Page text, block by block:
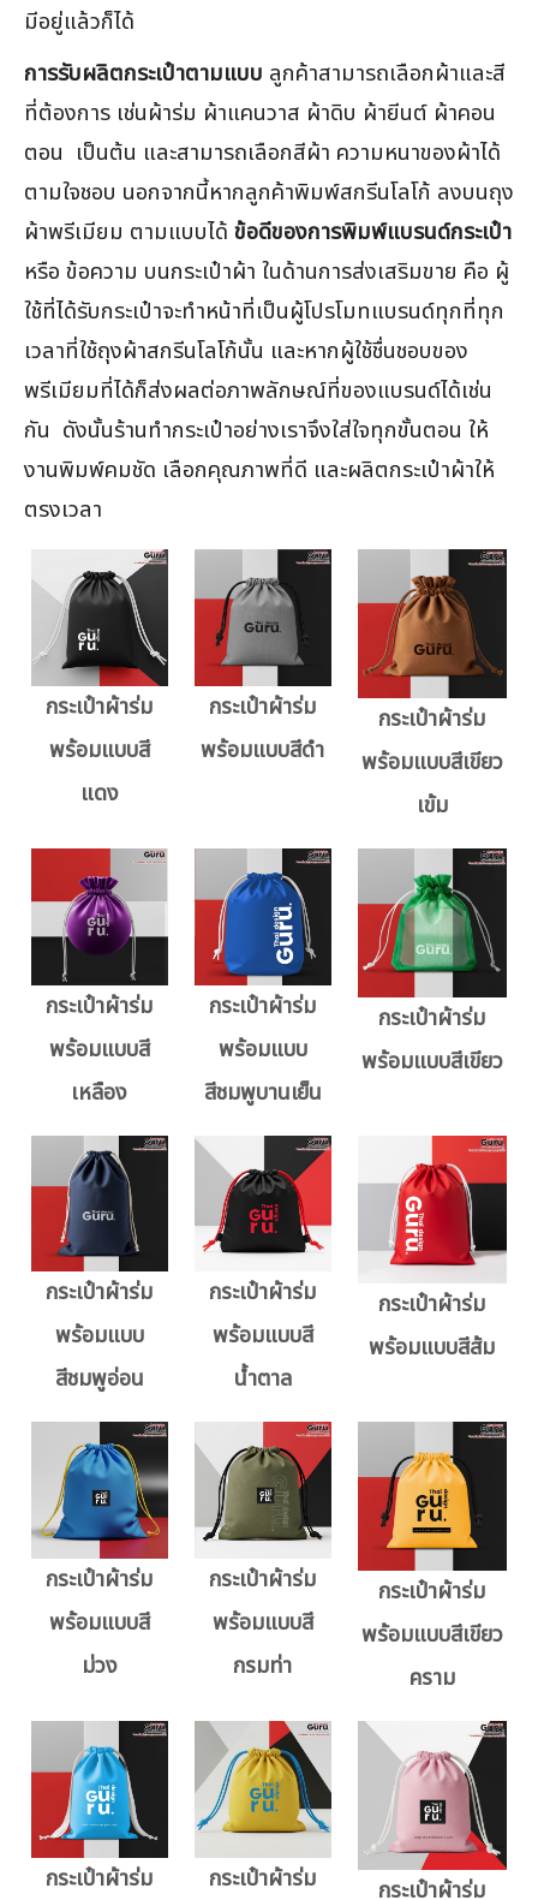
มีอยู่แล้วก็ได้
การรับผลิตกระเป๋าตามแบบ ลูกค้าสามารถเลือกผ้าและสี
ที่ต้องการ เช่นผ้าร่ม ผ้าแคนวาส ผ้าดิบ ผ้ายีนต์ ผ้าคอน
ตอน เป็นต้น และสามารถเลือกสีผ้า ความหนาของผ้าได้
ตามใจชอบ นอกจากนี้หากลูกค้าพิมพ์สกรีนโลโก้ ลงบนถุง
ผ้าพรีเมียม ตามแบบได้ ข้อดีของการพิมพ์แบรนด์กระเป๋า
หรือ ข้อความ บนกระเป๋าผ้า ในด้านการส่งเสริมขาย คือ ผู้
ใช้ที่ได้รับกระเป๋าจะทำหน้าที่เป็นผู้โปรโมทแบรนด์ทุกที่ทุก
เวลาที่ใช้ถุงผ้าสกรีนโลโก้นั้น และหากผู้ใช้ชื่นชอบของ
พรีเมียมที่ได้ก็ส่งผลต่อภาพลักษณ์ที่ของแบรนด์ได้เช่น
กัน ดังนั้นร้านทำกระเป๋าอย่างเราจึงใส่ใจทุกขั้นตอน ให้
งานพิมพ์คมชัด เลือกคุณภาพที่ดี และผลิตกระเป๋าผ้าให้
ตรงเวลา
กระเป๋าผ้าร่ม
พร้อมแบบสี
แดง
กระเป๋าผ้าร่ม
พร้อมแบบสีดำ
กระเป๋าผ้าร่ม
พร้อมแบบสีเขียว
เข้ม
กระเป๋าผ้าร่ม
พร้อมแบบสี
เหลือง
กระเป๋าผ้าร่ม
พร้อมแบบ
สีชมพูบานเย็น
กระเป๋าผ้าร่ม
พร้อมแบบสีเขียว
กระเป๋าผ้าร่ม
พร้อมแบบ
สีชมพูอ่อน
กระเป๋าผ้าร่ม
พร้อมแบบสี
น้ำตาล
กระเป๋าผ้าร่ม
พร้อมแบบสีส้ม
กระเป๋าผ้าร่ม
พร้อมแบบสี
ม่วง
กระเป๋าผ้าร่ม
พร้อมแบบสี
กรมท่า
กระเป๋าผ้าร่ม
พร้อมแบบสีเขียว
คราม
กระเป๋าผ้าร่ม กระเป๋าผ้าร่ม กระเป๋าผ้าร่ม